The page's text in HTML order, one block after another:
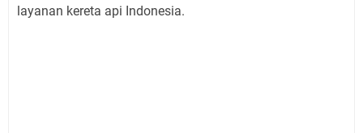
layanan kereta api Indonesia.